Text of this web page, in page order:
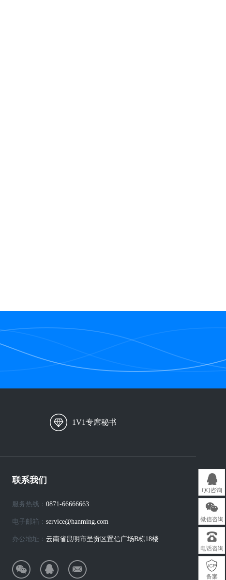
1V1专席秘书
联系我们
服务热线： 0871-66666663
电子邮箱： service@hanming.com
办公地址： 云南省昆明市呈贡区置信广场B栋18楼
QQ咨询
微信咨询
电话咨询
备案